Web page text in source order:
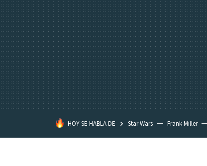
HOY SE HABLA DE Star Wars Frank Miller